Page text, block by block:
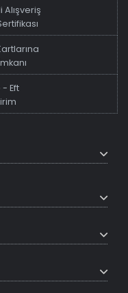
Alışveriş
Eft
en üst seviyede
profesyonel işçilikle